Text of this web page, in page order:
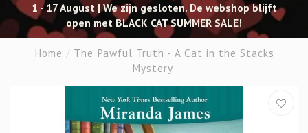
1 - 17 August | We zijn gesloten. De webshop blijft
open met BLACK CAT SUMMER SALE!
Home / The Pawful Truth - A Cat in the Stacks
Mystery